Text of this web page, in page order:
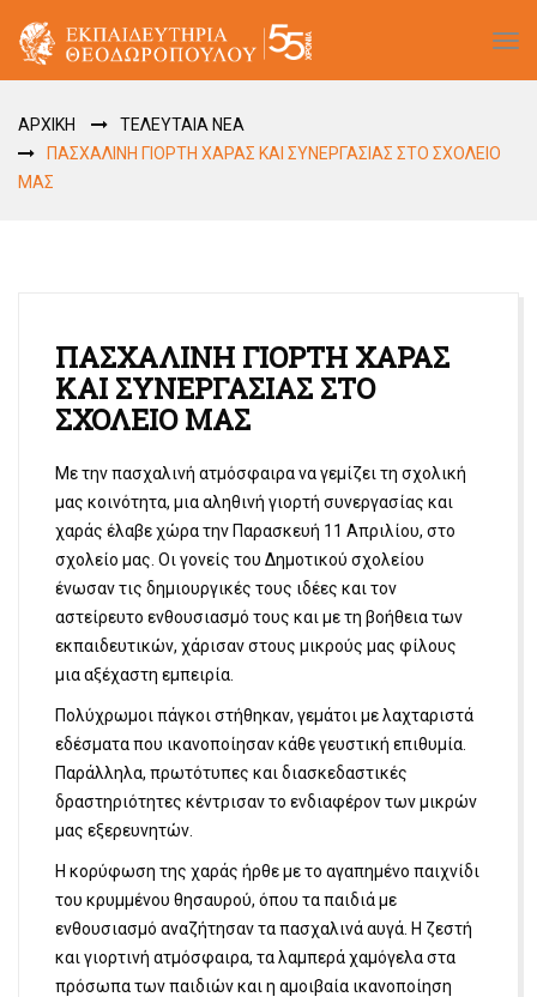
ΑΡΧΙΚΗ
ΤΕΛΕΥΤΑΙΑ ΝΕΑ
ΠΑΣΧΑΛΙΝΗ ΓΙΟΡΤΗ ΧΑΡΑΣ ΚΑΙ ΣΥΝΕΡΓΑΣΙΑΣ ΣΤΟ ΣΧΟΛΕΙΟ
ΜΑΣ
ΠΑΣΧΑΛΙΝΗ ΓΙΟΡΤΗ ΧΑΡΑΣ
ΚΑΙ ΣΥΝΕΡΓΑΣΙΑΣ ΣΤΟ
ΣΧΟΛΕΙΟ ΜΑΣ
Με την πασχαλινή ατμόσφαιρα να γεμίζει τη σχολική
μας κοινότητα, μια αληθινή γιορτή συνεργασίας και
χαράς έλαβε χώρα την Παρασκευή 11 Απριλίου, στο
σχολείο μας. Οι γονείς του Δημοτικού σχολείου
ένωσαν τις δημιουργικές τους ιδέες και τον
αστείρευτο ενθουσιασμό τους και με τη βοήθεια των
εκπαιδευτικών, χάρισαν στους μικρούς μας φίλους
μια αξέχαστη εμπειρία.
Πολύχρωμοι πάγκοι στήθηκαν, γεμάτοι με λαχταριστά
εδέσματα που ικανοποίησαν κάθε γευστική επιθυμία.
Παράλληλα, πρωτότυπες και διασκεδαστικές
δραστηριότητες κέντρισαν το ενδιαφέρον των μικρών
μας εξερευνητών.
Η κορύφωση της χαράς ήρθε με το αγαπημένο παιχνίδι
του κρυμμένου θησαυρού, όπου τα παιδιά με
ενθουσιασμό αναζήτησαν τα πασχαλινά αυγά. Η ζεστή
και γιορτινή ατμόσφαιρα, τα λαμπερά χαμόγελα στα
πρόσωπα των παιδιών και η αμοιβαία ικανοποίηση